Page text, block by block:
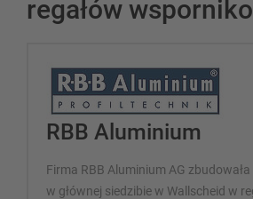
regałów
RBB Aluminium
Firma RBB Aluminium AG
w głównej siedzibie w Wallscheid w